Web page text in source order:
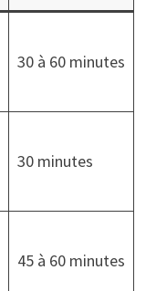
30 à 60 minutes
30 minutes
45 à 60 minutes